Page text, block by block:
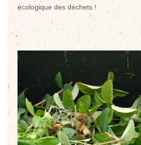
écologique des déchets !